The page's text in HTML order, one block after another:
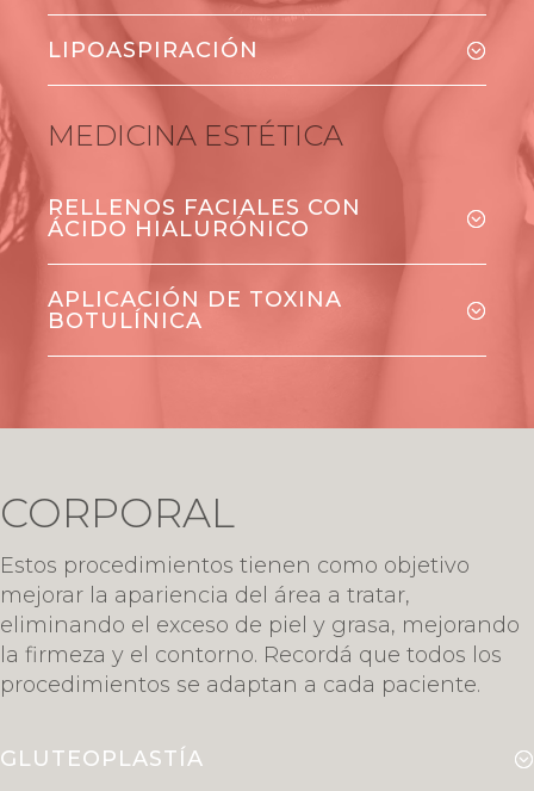
LIPOASPIRACIÓN
MEDICINA ESTÉTICA
RELLENOS FACIALES CON
ÁCIDO HIALURÓNICO
APLICACIÓN DE TOXINA
BOTULÍNICA
CORPORAL
Estos procedimientos tienen como objetivo
mejorar la apariencia del área a tratar,
eliminando el exceso de piel y grasa, mejorando
la firmeza y el contorno. Recordá que todos los
procedimientos se adaptan a cada paciente.
GLUTEOPLASTÍA